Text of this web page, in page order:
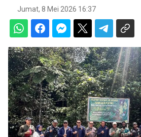
Jumat, 8 Mei 2026 16:37